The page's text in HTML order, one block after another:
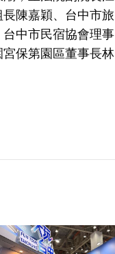
陳嘉穎、台中市旅
中市民宿協會理事
保第園區董事長林